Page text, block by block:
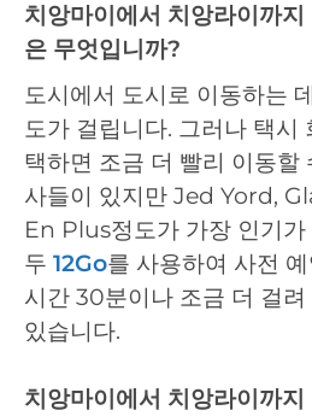
치앙마이에서 치앙라이까지
은 무엇입니까?
도시에서 도시로 이동하는
도가 걸립니다. 그러나 택시
택하면 조금 더 빨리 이동할
사들이 있지만 Jed Yord,
En Plus정도가 가장 인기가
두 12Go를 사용하여 사전
시간 30분이나 조금 더 걸
있습니다.
치앙마이에서 치앙라이까